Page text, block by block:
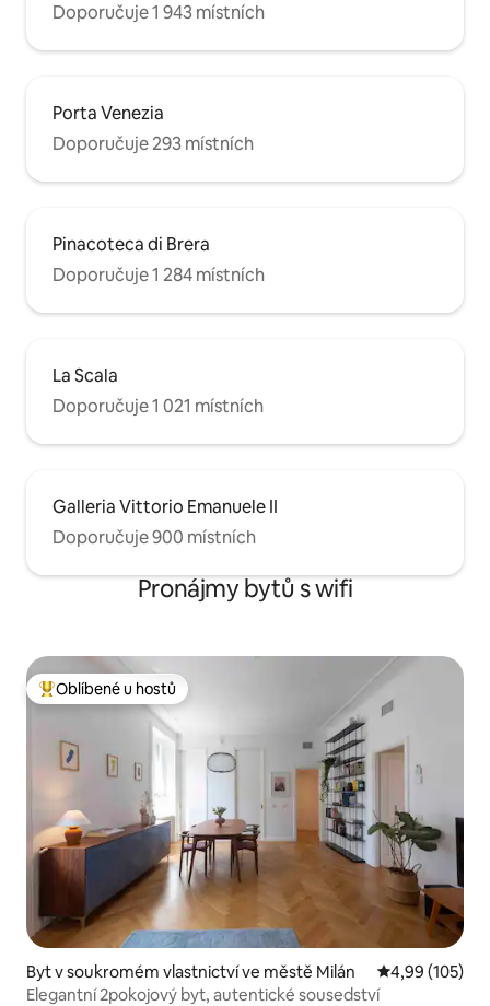
Doporučuje 1 943 místních
Porta Venezia
Doporučuje 293 místních
Pinacoteca di Brera
Doporučuje 1 284 místních
La Scala
Doporučuje 1 021 místních
Galleria Vittorio Emanuele II
Doporučuje 900 místních
Pronájmy bytů s wifi
Nejlepší v kategorii Oblíbené u hostů
Oblíbené u hostů
Byt v soukromém vlastnictví ve městě Milán Průměrné
4,99 (105)
Elegantní 2pokojový byt, autentické sousedství